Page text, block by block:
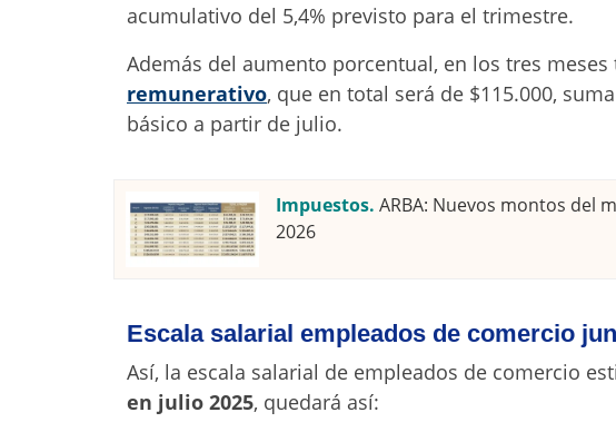
acumulativo del 5,4% previsto para el trimestre.
Además del aumento porcentual, en los tres
remunerativo, que en total será de $115.000,
básico a partir de julio.
Impuestos. ARBA: Nuevos montos del
2026
Escala salarial empleados de comercio
Así, la escala salarial de empleados de comercio
en julio 2025, quedará así: